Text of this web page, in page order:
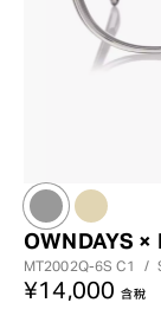
OWNDAYS ×
MT2002Q-6SC1 /
¥14,000 含稅